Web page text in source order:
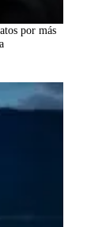
por más